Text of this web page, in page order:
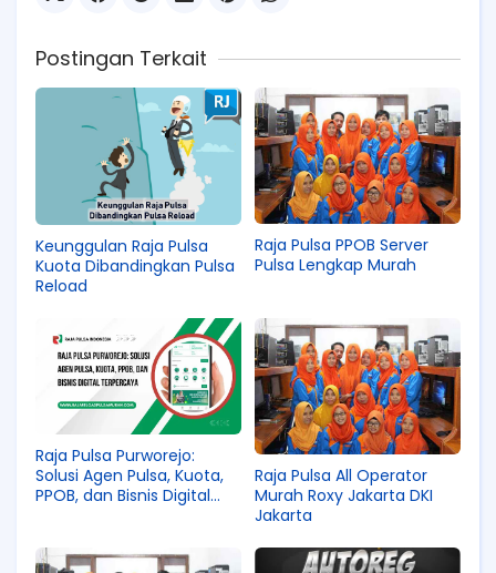
Postingan Terkait
Keunggulan Raja Pulsa
Kuota Dibandingkan Pulsa
Reload
Raja Pulsa PPOB Server
Pulsa Lengkap Murah
Raja Pulsa Purworejo:
Solusi Agen Pulsa, Kuota,
PPOB, dan Bisnis Digital
Raja Pulsa All Operator
Murah Roxy Jakarta DKI
Jakarta